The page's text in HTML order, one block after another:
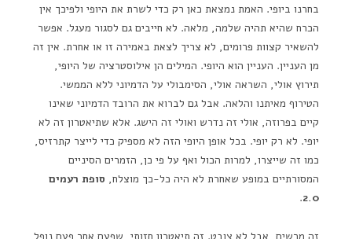
בחרנו ביופי. האמת נמצאת כאן רק כדי לשרת את היופי ולפיכך אין
הכרח שהיא תהיה שלמה, מלאה. לא חייבים גם לסגור מעגל. אפשר
להשאיר קצוות פרומים, לא צריך לצאת באמירה זו או אחרת. אין זה
מן העניין. העניין הוא היופי. המילים הן אילוסטרציה של היופי,
תירוץ אולי, השראה אולי, הסימבולי על הדמיוני ללא הממשי.
הטירוף מאיתנו והלאה. אבל גם לברוא את הרובד הדמיוני שאינו
קיים בפרוזה, אולי זה נדרש ואולי זה הישג. אלא שתיאטרון זה לא
יופי. לא רק יופי. בכל אופן היופי הזה לא מספיק כדי לייצר קתרזיס,
כמו זה שייצרו, למרות הכול ואף על פי כן, הזמרים הסיניים
המסורתיים במופע שאחרת לא היה כל-כך מוצלח, סופת רעמים
2.0
.